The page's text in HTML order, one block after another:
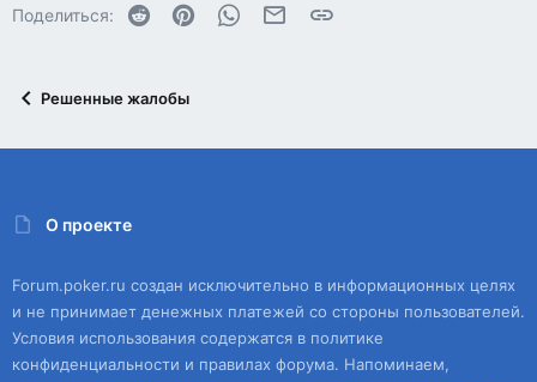
Поделиться: Reddit PinterestWhatsAppЭлектронная почта
Ссылка
Решенные жалобы
О проекте
Forum.poker.ru создан исключительно в информационных целях
и не принимает денежных платежей со стороны пользователей.
Условия использования содержатся в политике
конфиденциальности и правилах форума. Напоминаем,